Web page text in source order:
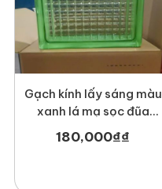
Gạch kính lấy sáng màu
xanh lá mạ sọc đũa
MT-GK1908XL
180,000₫₫